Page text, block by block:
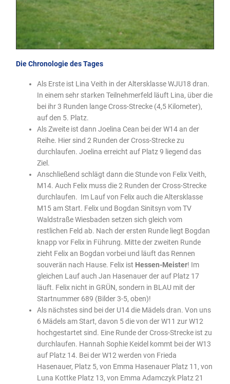
Die Chronologie des Tages
Als Erste ist Lina Veith in der Altersklasse WJU18 dran.
In einem sehr starken Teilnehmerfeld läuft Lina, über die
bei ihr 3 Runden lange Cross-Strecke (4,5 Kilometer),
auf den 5. Platz.
Als Zweite ist dann Joelina Cean bei der W14 an der
Reihe. Hier sind 2 Runden der Cross-Strecke zu
durchlaufen. Joelina erreicht auf Platz 9 liegend das
Ziel.
Anschließend schlägt dann die Stunde von Felix Veith,
M14. Auch Felix muss die 2 Runden der Cross-Strecke
durchlaufen. Im Lauf von Felix auch die Altersklasse
M15 am Start. Felix und Bogdan Sinitsyn vom TV
Waldstraße Wiesbaden setzen sich gleich vom
restlichen Feld ab. Nach der ersten Runde liegt Bogdan
knapp vor Felix in Führung. Mitte der zweiten Runde
zieht Felix an Bogdan vorbei und läuft das Rennen
souverän nach Hause. Felix ist Hessen-Meister! Im
gleichen Lauf auch Jan Hasenauer der auf Platz 17
läuft. Felix nicht in GRÜN, sondern in BLAU mit der
Startnummer 689 (Bilder 3-5, oben)!
Als nächstes sind bei der U14 die Mädels dran. Von uns
6 Mädels am Start, davon 5 die von der W11 zur W12
hochgestartet sind. Eine Runde der Cross-Strecke ist zu
durchlaufen. Hannah Sophie Keidel kommt bei der W13
auf Platz 14. Bei der W12 werden von Frieda
Hasenauer, Platz 5, von Emma Hasenauer Platz 11, von
Luna Kottke Platz 13, von Emma Adamczyk Platz 21